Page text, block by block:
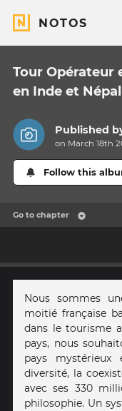
NOTOS
Tour Opérateur
en Inde et
Published
on March 18th
Follow this
Go to chapter
Nous sommes
moitié française
dans le tourisme
pays, nous
pays
diversité, la
avec ses 330
philosophie. Un